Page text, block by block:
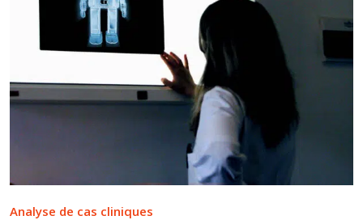
Analyse de cas cliniques